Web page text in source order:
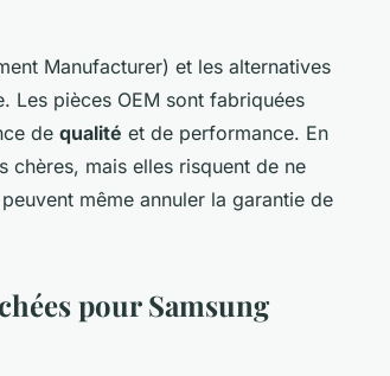
Manufacturer) et les alternatives
Les pièces OEM sont fabriquées
de qualité et de performance. En
chères, mais elles risquent de ne
même annuler la garantie de
pour Samsung